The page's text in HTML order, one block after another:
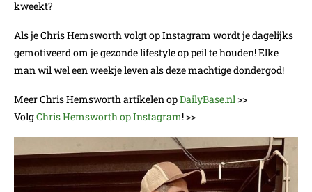
kweekt?
Als je Chris Hemsworth volgt op Instagram wordt je dagelijks
gemotiveerd om je gezonde lifestyle op peil te houden! Elke
man wil wel een weekje leven als deze machtige dondergod!
Meer Chris Hemsworth artikelen opDailyBase.nl>>
VolgChris Hemsworth op Instagram! >>